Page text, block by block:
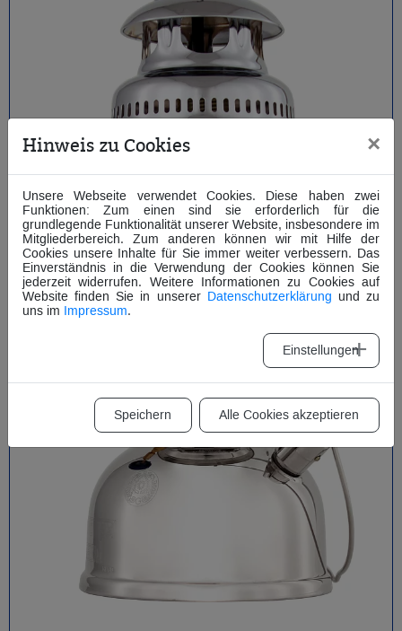
Hinweis zu Cookies ×
Unsere Webseite verwendet Cookies. Diese haben zwei
Funktionen: Zum einen sind sie erforderlich für die
grundlegende Funktionalität unserer Website, insbesondere im
Mitgliederbereich. Zum anderen können wir mit Hilfe der
Cookies unsere Inhalte für Sie immer weiter verbessern. Das
Einverständnis in die Verwendung der Cookies können Sie
jederzeit widerrufen. Weitere Informationen zu Cookies auf
Website finden Sie in unserer Datenschutzerklärung und zu
uns im Impressum.
Einstellungen
Speichern Alle Cookies akzeptieren